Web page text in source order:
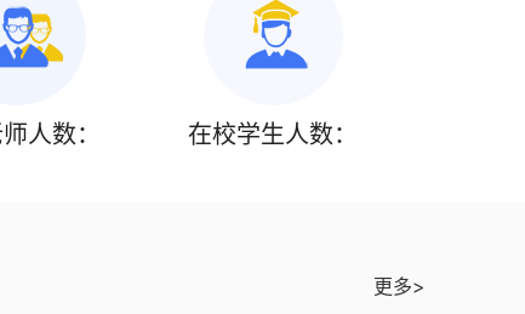
人数： 在校学生人数：
美国加利福尼亚州公
儿园至高中)工作长
曾在公立学校学区及
职，还曾担任旧金山
中部校长
Maureen McCoy女士在教育及教学
管理领域工作长达30年。在2011年
学校先后担任课程协调员和中学部校
长，因此对在中国工作非常熟悉。她
更多>